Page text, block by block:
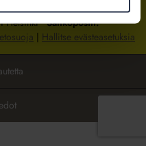
Hakaniemessä Helsingissä.
HelsinkiSähköpostit:
| Hallitse evästeasetuksia